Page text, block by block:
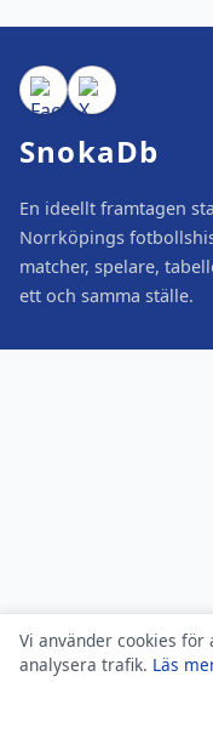
Vi använder cookies
analysera trafik. Läs
SnokaDb
En ideellt framtagen
Norrköpings
matcher, spelare,
ett och samma ställe.